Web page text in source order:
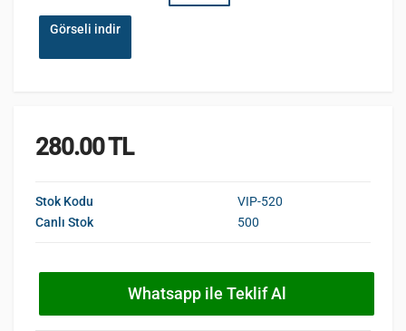
Görseli indir
280.00 TL
Stok Kodu
VIP-520
Canlı Stok
500
Whatsapp ile Teklif Al